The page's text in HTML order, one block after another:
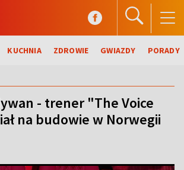
KUCHNIA ZDROWIE GWIAZDY PORADY
- trener "The Voice
na budowie w Norwegii